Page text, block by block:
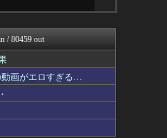
とめ
ねる 発達障害・...
め速報うまろぐ
速報 -遊戯王...
艦隊これくしょ...
・声優 | ラブ...
/ 80459 out
動画がエロすぎる…